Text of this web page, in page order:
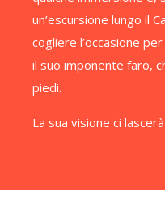
un’escursione lungo il
cogliere l’occasione
il suo imponente faro,
piedi.
La sua visione ci